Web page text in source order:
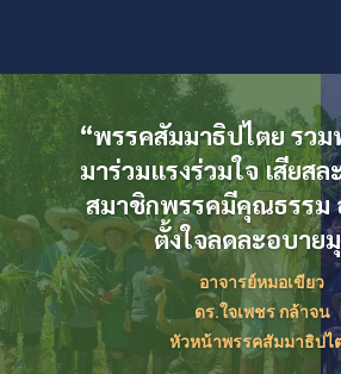
“พรรคสัมมาธิปไตย รว
มาร่วมแรงร่วมใจ เสียส
สมาชิกพรรคมีคุณธรรม
ตั้งใจลดละอบาย
อาจารย์หมอเขียว
ดร.ใจเพชร กล้าจน
หัวหน้าพรรคสัมมาธิปไ